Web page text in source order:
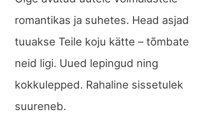
romantikas ja suhetes. Head asjad
tuuakse Teile koju kätte – tõmbate
neid ligi. Uued lepingud ning
kokkulepped. Rahaline sissetulek
suureneb.